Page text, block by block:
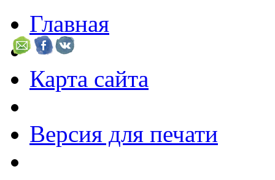
Главная
Карта сайта
Версия для печати